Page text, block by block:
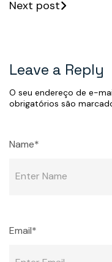
Next post
Leave a Reply
O seu endereço de e-
obrigatórios são
Name*
Email*